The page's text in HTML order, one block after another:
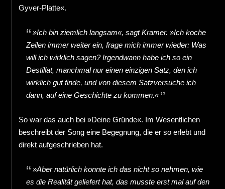
Gyver-Platte«.
»Ich bin ziemlich langsam«, sagt Kramer. »Ich koche
Zeilen immer weiter ein, frage mich immer wieder: Was
will ich wirklich sagen? Irgendwann habe ich so ein
Destillat, manchmal nur einen einzigen Satz, den ich
wirklich gut finde, und von diesem Satzversuche ich
dann, auf eine Geschichte zu kommen.«
So war das auch bei »Deine Gründe«. Im Wesentlichen
beschreibt der Song eine Begegnung, die er so erlebt und
direkt aufgeschrieben hat.
»Aber natürlich konnte ich das nicht so nehmen, wie
es die Realität geliefert hat, das musste erst mal auf den